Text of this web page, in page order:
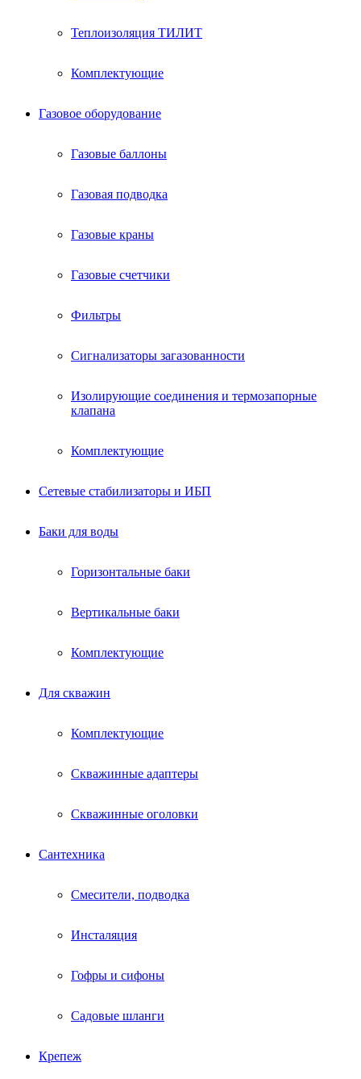
Теплоизоляция ТИЛИТ
Комплектующие
Газовое оборудование
Газовые баллоны
Газовая подводка
Газовые краны
Газовые счетчики
Фильтры
Сигнализаторы загазованности
Изолирующие соединения и термозапорные
клапана
Комплектующие
Сетевые стабилизаторы и ИБП
Баки для воды
Горизонтальные баки
Вертикальные баки
Комплектующие
Для скважин
Комплектующие
Скважинные адаптеры
Скважинные оголовки
Сантехника
Смесители, подводка
Инсталяция
Гофры и сифоны
Садовые шланги
Крепеж